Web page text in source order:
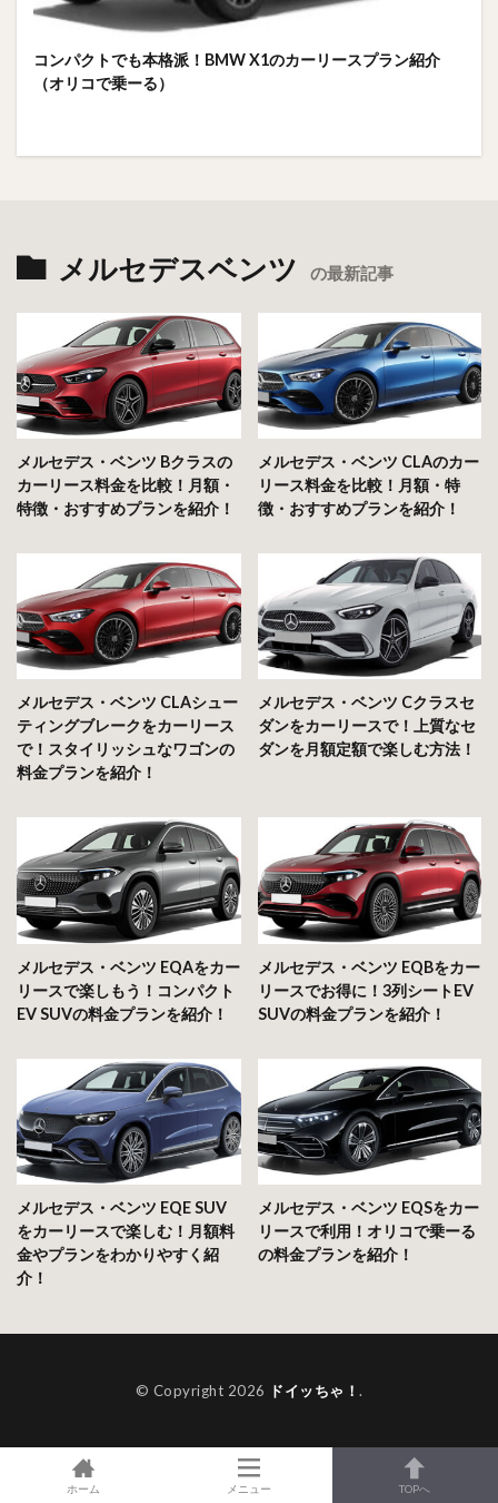
コンパクトでも本格派！BMW X1のカーリースプラン紹介
（オリコで乗ーる）
メルセデスベンツ の最新記事
メルセデス・ベンツ Bクラスの
カーリース料金を比較！月額・
特徴・おすすめプランを紹介！
メルセデス・ベンツ CLAのカー
リース料金を比較！月額・特
徴・おすすめプランを紹介！
メルセデス・ベンツ CLAシュー
ティングブレークをカーリース
で！スタイリッシュなワゴンの
料金プランを紹介！
メルセデス・ベンツ Cクラスセ
ダンをカーリースで！上質なセ
ダンを月額定額で楽しむ方法！
メルセデス・ベンツ EQAをカー
リースで楽しもう！コンパクト
EV SUVの料金プランを紹介！
メルセデス・ベンツ EQBをカー
リースでお得に！3列シートEV
SUVの料金プランを紹介！
メルセデス・ベンツ EQE SUV
をカーリースで楽しむ！月額料
金やプランをわかりやすく紹
介！
メルセデス・ベンツ EQSをカー
リースで利用！オリコで乗ーる
の料金プランを紹介！
© Copyright 2026 ドイッちゃ！ .
ホーム メニュー TOPへ